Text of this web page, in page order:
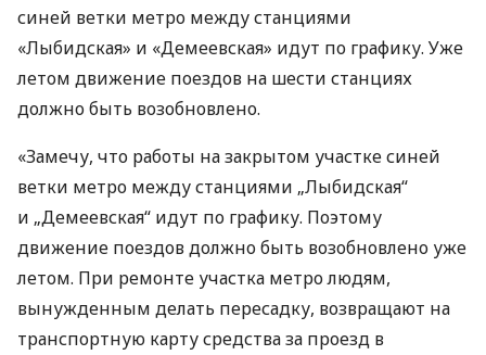
синей ветки метро между станциями
«Лыбидская» и «Демеевская» идут по графику. Уже
летом движение поездов на шести станциях
должно быть возобновлено.
«Замечу, что работы на закрытом участке синей
ветки метро между станциями „Лыбидская“
и „Демеевская“ идут по графику. Поэтому
движение поездов должно быть возобновлено уже
летом. При ремонте участка метро людям,
вынужденным делать пересадку, возвращают на
транспортную карту средства за проезд в